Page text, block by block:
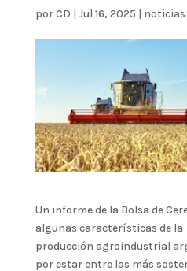
porCD | Jul 16, 2025 | noticias
Un informe de la Bolsa de
algunas características de la
producción agroindustrial
por estar entre las más